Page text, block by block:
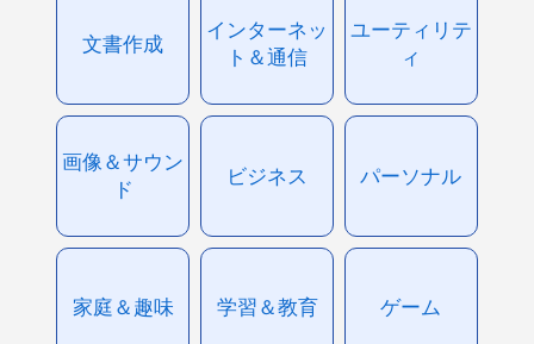
文書作成
インターネッ
ト＆通信
ユーティリテ
ィ
画像＆サウン
ド
ビジネス パーソナル
家庭＆趣味 学習＆教育 ゲーム